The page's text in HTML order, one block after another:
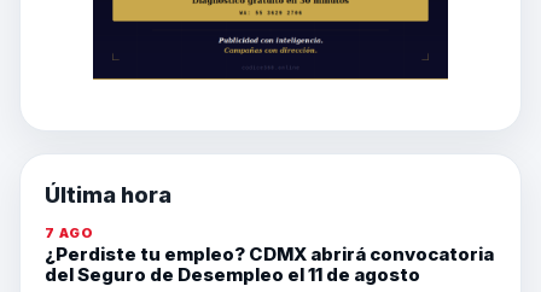
Última hora
7 AGO
¿Perdiste tu empleo? CDMX abrirá convocatoria
del Seguro de Desempleo el 11 de agosto